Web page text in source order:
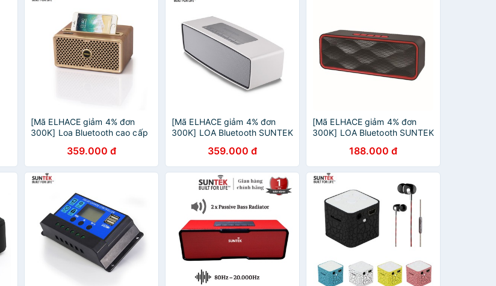
[Mã ELHACE giảm 4% đơn
300K] Loa Bluetooth cao cấp
359.000 đ
[Mã ELHACE giảm 4% đơn
300K] LOA Bluetooth SUNTEK
359.000 đ
[Mã ELHACE giảm 4% đơn
300K] LOA Bluetooth SUNTEK
188.000 đ